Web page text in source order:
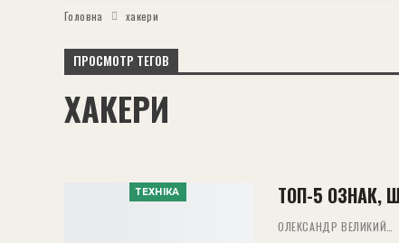
Головна хакери
ПРОСМОТР ТЕГОВ
ХАКЕРИ
ТЕХНІКА ТОП-5 ОЗНАК,